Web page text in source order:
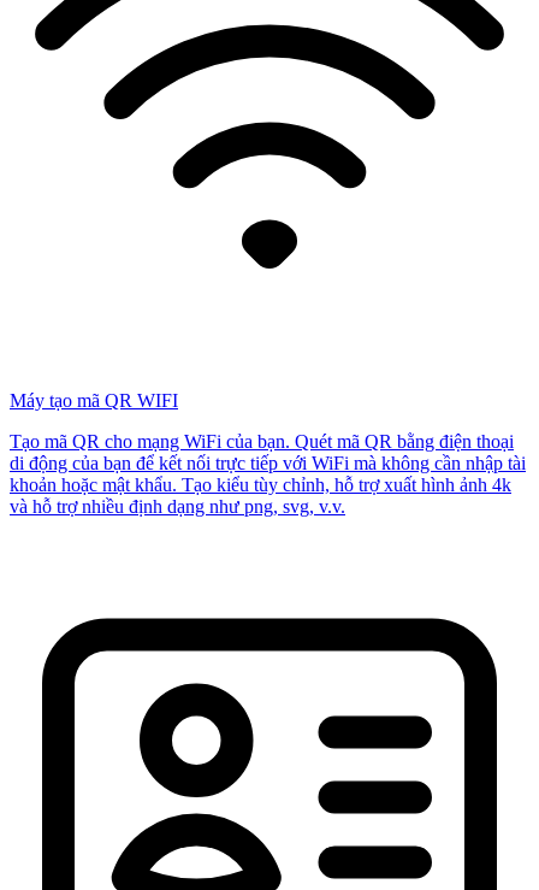
Máy tạo mã QR WIFI
Tạo mã QR cho mạng WiFi của bạn. Quét mã QR bằng điện thoại
di động của bạn để kết nối trực tiếp với WiFi mà không cần nhập tài
khoản hoặc mật khẩu. Tạo kiểu tùy chỉnh, hỗ trợ xuất hình ảnh 4k
và hỗ trợ nhiều định dạng như png, svg, v.v.